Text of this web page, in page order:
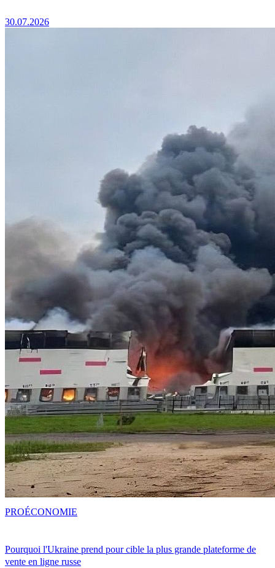
30.07.2026
Pourquoi l'Ukraine prend pour cible la plus grande plateforme de
vente en ligne russe
PROÉCONOMIE